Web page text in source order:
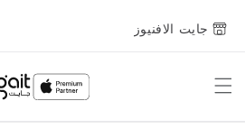
جايت الافنيوز
Toggle